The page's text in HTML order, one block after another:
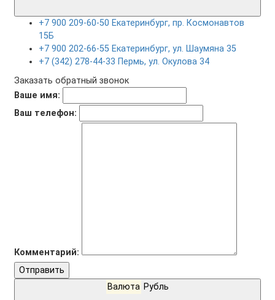
+7 900 209-60-50 Екатеринбург, пр. Космонавтов
15Б
+7 900 202-66-55 Екатеринбург, ул. Шаумяна 35
+7 (342) 278-44-33 Пермь, ул. Окулова 34
Заказать обратный звонок
Ваше имя:
Ваш телефон:
Комментарий:
Отправить
Валюта Рубль